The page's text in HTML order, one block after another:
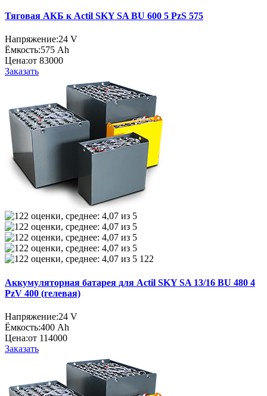
Тяговая АКБ к Actil SKY SA BU 600 5 PzS 575
Напряжение:24 V
Ёмкость:575 Ah
Цена:от 83000
Заказать
122
Аккумуляторная батарея для Actil SKY SA 13/16 BU 480 4
PzV 400 (гелевая)
Напряжение:24 V
Ёмкость:400 Ah
Цена:от 114000
Заказать